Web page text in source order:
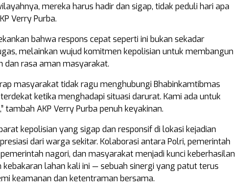
mereka harus hadir dan sigap, tidak peduli hari apa
Verry Purba.
bahwa respons cepat seperti ini bukan sekadar
melainkan wujud komitmen kepolisian untuk membangun
dan rasa aman masyarakat.
masyarakat tidak ragu menghubungi Bhabinkamtibmas
ketika menghadapi situasi darurat. Kami ada untuk
tambah AKP Verry Purba penuh keyakinan.
kepolisian yang sigap dan responsif di lokasi kejadian
dari warga sekitar. Kolaborasi antara Polri, pemerintah
nagori, dan masyarakat menjadi kunci keberhasilan
kebakaran lahan kali ini — sebuah sinergi yang patut terus
keamanan dan ketentraman bersama.